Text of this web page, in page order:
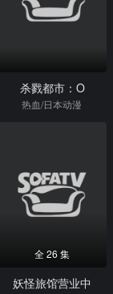
杀戮都市：O
热血/日本动漫
全 26 集
妖怪旅馆营业中